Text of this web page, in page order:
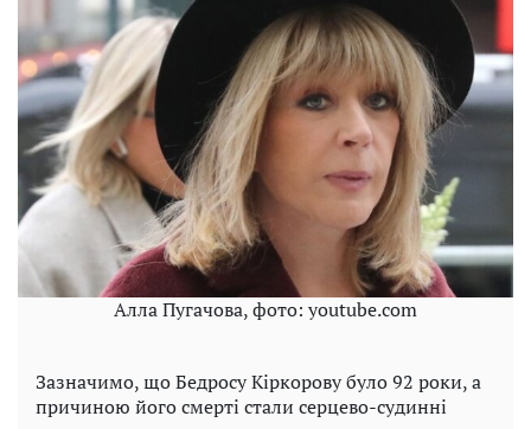
Алла Пугачова, фото: youtube.com
Зазначимо, що Бедросу Кіркорову було 92 роки, а
причиною його смерті стали серцево-судинні